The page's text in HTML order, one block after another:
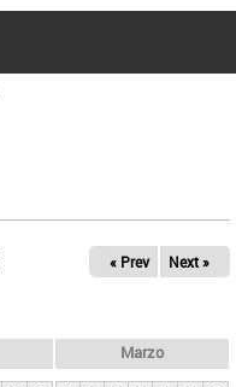
« Prev Next »
Marzo